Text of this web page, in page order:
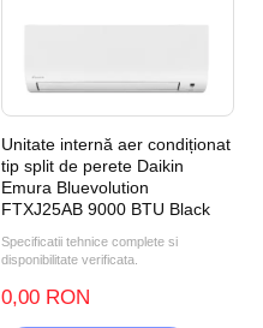
Unitate internă aer condiționat
tip split de perete Daikin
Emura Bluevolution
FTXJ25AB 9000 BTU Black
Specificatii tehnice complete si
disponibilitate verificata.
0,00 RON